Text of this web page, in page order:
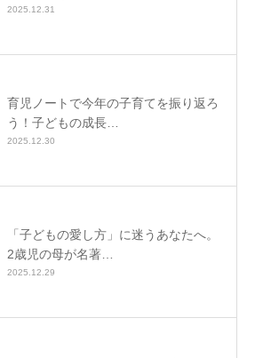
2025.12.31
育児ノートで今年の子育てを振り返ろ
う！子どもの成長…
2025.12.30
「子どもの愛し方」に迷うあなたへ。
2歳児の母が名著…
2025.12.29